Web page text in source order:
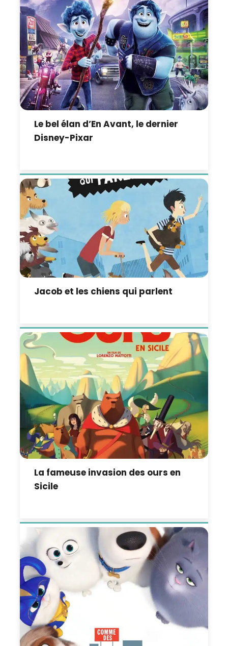
Le bel élan d’En Avant, le dernier
Disney-Pixar
Jacob et les chiens qui parlent
La fameuse invasion des ours en
Sicile